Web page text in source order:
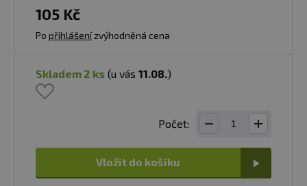
105 Kč
Po přihlášenízvýhodněná cena
skladem 2 ks (u vás 11.08.)
Počet:
Vložit do košíku